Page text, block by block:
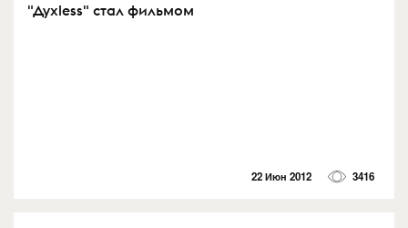
"Духless" стал фильмом
22 Июн 2012 3416